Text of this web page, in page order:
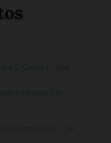
D. Carlos I
Ambulante de
dos Cemiterios